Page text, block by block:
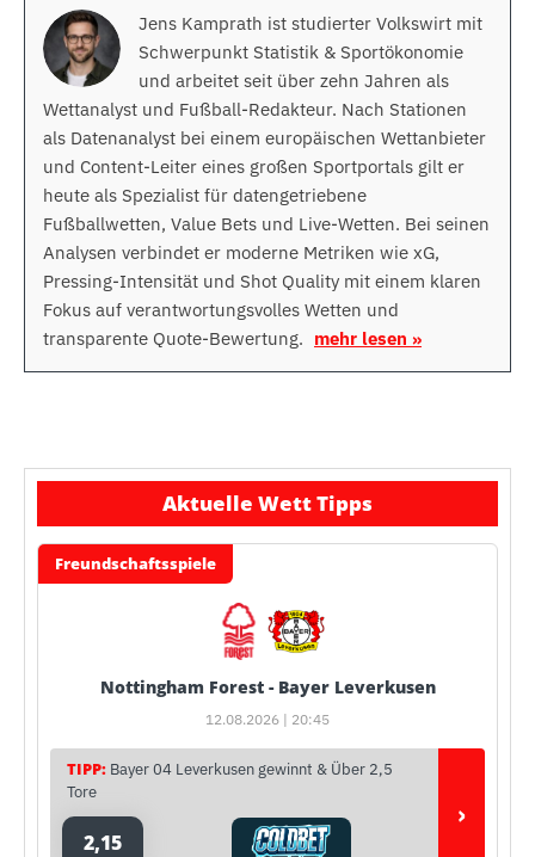
Jens Kamprath ist studierter Volkswirt mit
Schwerpunkt Statistik & Sportökonomie
und arbeitet seit über zehn Jahren als
Wettanalyst und Fußball-Redakteur. Nach Stationen
als Datenanalyst bei einem europäischen Wettanbieter
und Content-Leiter eines großen Sportportals gilt er
heute als Spezialist für datengetriebene
Fußballwetten, Value Bets und Live-Wetten. Bei seinen
Analysen verbindet er moderne Metriken wie xG,
Pressing-Intensität und Shot Quality mit einem klaren
Fokus auf verantwortungsvolles Wetten und
transparente Quote-Bewertung. mehr lesen »
Aktuelle Wett Tipps
Freundschaftsspiele
Nottingham Forest - Bayer Leverkusen
12.08.2026 | 20:45
TIPP: Bayer 04 Leverkusen gewinnt & Über 2,5
Tore
2,15
›